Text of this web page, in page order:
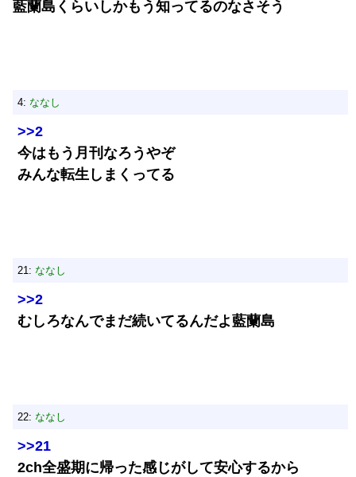
藍蘭島くらいしかもう知ってるのなさそう
4: ななし
>>2
今はもう月刊なろうやぞ
みんな転生しまくってる
21: ななし
>>2
むしろなんでまだ続いてるんだよ藍蘭島
22: ななし
>>21
2ch全盛期に帰った感じがして安心するから